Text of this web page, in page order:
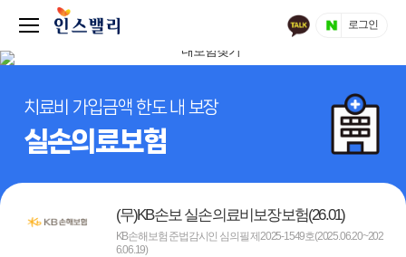
로그인
치료비 가입금액 한도 내 보장
실손의료보험
(무)KB손보 실손의료비보장보험(26.01)
KB손해보험 준법감시인 심의필 제2025-1549호(2025.06.20~202
6.06.19)